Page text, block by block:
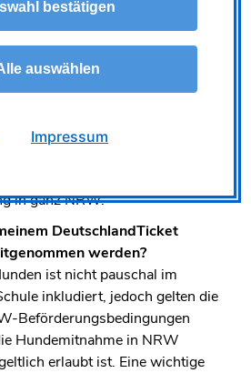
oder das 1. Klasse
46 Euro pro Monat kaufen.
mit dem DeutschlandTicket
Aboticket. Wenn Sie nur
pro Person und Fahrt. Ab dem 1.
in ganz NRW.
DeutschlandTicket
werden?
ist nicht pauschal im
inkludiert, jedoch gelten die
Beförderungsbedingungen
Hundemitnahme in NRW
erlaubt ist. Eine wichtige
bestätigen
auswählen
Impressum